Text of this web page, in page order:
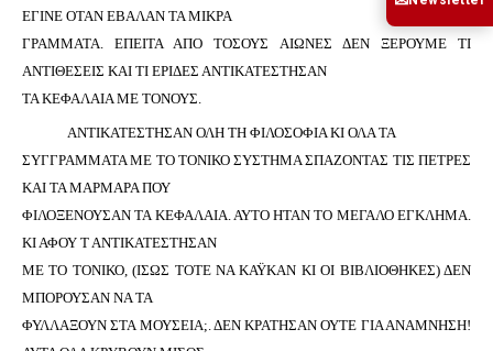
ΕΓΙΝΕ ΟΤΑΝ ΕΒΑΛΑΝ ΤΑ ΜΙΚΡΑ
ΓΡΑΜΜΑΤΑ. ΕΠΕΙΤΑ ΑΠΟ ΤΟΣΟΥΣ ΑΙΩΝΕΣ ΔΕΝ ΞΕΡΟΥΜΕ ΤΙ
ΑΝΤΙΘΕΣΕΙΣ ΚΑΙ ΤΙ ΕΡΙΔΕΣ ΑΝΤΙΚΑΤΕΣΤΗΣΑΝ
ΤΑ ΚΕΦΑΛΑΙΑ ΜΕ ΤΟΝΟΥΣ.
ΑΝΤΙΚΑΤΕΣΤΗΣΑΝ ΟΛΗ ΤΗ ΦΙΛΟΣΟΦΙΑ ΚΙ ΟΛΑ ΤΑ
ΣΥΓΓΡΑΜΜΑΤΑ ΜΕ ΤΟ ΤΟΝΙΚΟ ΣΥΣΤΗΜΑ ΣΠΑΖΟΝΤΑΣ ΤΙΣ ΠΕΤΡΕΣ
ΚΑΙ ΤΑ ΜΑΡΜΑΡΑ ΠΟΥ
ΦΙΛΟΞΕΝΟΥΣΑΝ ΤΑ ΚΕΦΑΛΑΙΑ. ΑΥΤΟ ΗΤΑΝ ΤΟ ΜΕΓΑΛΟ ΕΓΚΛΗΜΑ.
ΚΙ ΑΦΟΥ Τ ΑΝΤΙΚΑΤΕΣΤΗΣΑΝ
ΜΕ ΤΟ ΤΟΝΙΚΟ, (ΙΣΩΣ ΤΟΤΕ ΝΑ ΚΑΫΚΑΝ ΚΙ ΟΙ ΒΙΒΛΙΟΘΗΚΕΣ) ΔΕΝ
ΜΠΟΡΟΥΣΑΝ ΝΑ ΤΑ
ΦΥΛΛΑΞΟΥΝ ΣΤΑ ΜΟΥΣΕΙΑ;. ΔΕΝ ΚΡΑΤΗΣΑΝ ΟΥΤΕ ΓΙΑ ΑΝΑΜΝΗΣΗ!